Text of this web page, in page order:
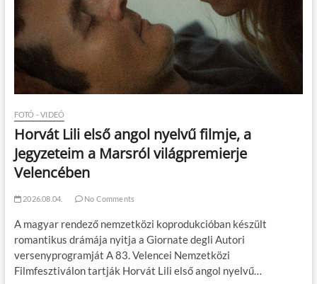
FOTÓ - VIDEÓ
Horvát Lili első angol nyelvű filmje, a
Jegyzeteim a Marsról világpremierje
Velencében
2026.08.04. No Comments
A magyar rendező nemzetközi koprodukcióban készült
romantikus drámája nyitja a Giornate degli Autori
versenyprogramját A 83. Velencei Nemzetközi
Filmfesztiválon tartják Horvát Lili első angol nyelvű…